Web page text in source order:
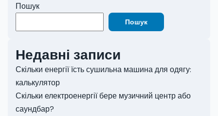
Пошук
Пошук
Недавні записи
Скільки енергії їсть сушильна машина для одягу:
калькулятор
Скільки електроенергії бере музичний центр або
саундбар?